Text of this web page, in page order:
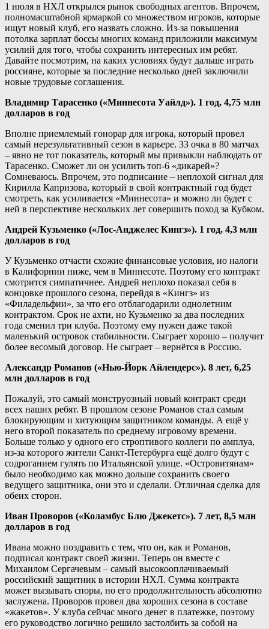
1 июля в НХЛ открылся рынок свободных агентов. Впрочем,
полномасштабной ярмаркой со множеством игроков, которые
ищут новый клуб, его назвать сложно. Из-за повышения
потолка зарплат боссы многих команд приложили максимум
усилий для того, чтобы сохранить интересных им ребят.
Давайте посмотрим, на каких условиях будут дальше играть
россияне, которые за последние несколько дней заключили
новые трудовые соглашения.
Владимир Тарасенко («Миннесота Уайлд»). 1 год, 4,75 млн
долларов в год
Вполне приемлемый гонорар для игрока, который провел
самый нерезультативный сезон в карьере. 33 очка в 80 матчах
– явно не тот показатель, который мы привыкли наблюдать от
Тарасенко. Сможет ли он усилить топ-6 «дикарей»?
Сомневаюсь. Впрочем, это подписание – неплохой сигнал для
Кирилла Капризова, который в свой контрактный год будет
смотреть, как усиливается «Миннесота» и можно ли будет с
ней в перспективе нескольких лет совершить поход за Кубком.
Андрей Кузьменко («Лос-Анджелес Кингз»). 1 год, 4,3 млн
долларов в год
У Кузьменко отчасти схожие финансовые условия, но налоги
в Калифорнии ниже, чем в Миннесоте. Поэтому его контракт
смотрится симпатичнее. Андрей неплохо показал себя в
концовке прошлого сезона, перейдя в «Кингз» из
«Филадельфии», за что его отблагодарили однолетним
контрактом. Срок не ахти, но Кузьменко за два последних
года сменил три клуба. Поэтому ему нужен даже такой
маленький островок стабильности. Сыграет хорошо – получит
более весомый договор. Не сыграет – вернётся в Россию.
Александр Романов («Нью-Йорк Айлендерс»). 8 лет, 6,25
млн долларов в год
Пожалуй, это самый монструозный новый контракт среди
всех наших ребят. В прошлом сезоне Романов стал самым
блокирующим и хитующим защитником команды. А ещё у
него второй показатель по среднему игровому времени.
Больше только у одного его строптивого коллеги по амплуа,
из-за которого жители Санкт-Петербурга ещё долго будут с
содроганием гулять по Итальянской улице. «Островитянам»
было необходимо как можно дольше сохранить своего
ведущего защитника, они это и сделали. Отличная сделка для
обеих сторон.
Иван Проворов («Коламбус Блю Джекетс»). 7 лет, 8,5 млн
долларов в год
Ивана можно поздравить с тем, что он, как и Романов,
подписал контракт своей жизни. Теперь он вместе с
Михаилом Сергачевым – самый высокооплачиваемый
российский защитник в истории НХЛ. Сумма контракта
может вызывать споры, но его продолжительность абсолютно
заслужена. Проворов провел два хороших сезона в составе
«жакетов». У клуба сейчас много денег в платежке, поэтому
его руководство логично решило застолбить за собой на